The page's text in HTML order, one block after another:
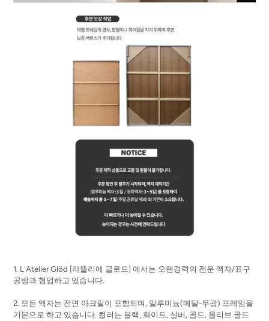
1. L'Atelier Glöd [라뜰리에 글로드] 에서는 오랜경력의 전문 액자/표구
공방과 협업하고 있습니다.
2. 모든 액자는 전면 아크릴이 포함되며, 알루미늄(메탈-무광) 프레임을
기본으로 하고 있습니다. 컬러는 블랙, 화이트, 실버, 골드, 올리브 골드